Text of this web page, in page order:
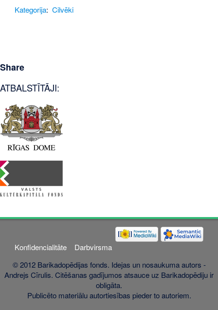
Kategorija: Cilvēki
Share
ATBALSTĪTĀJI:
Konfidencialitāte
Darbvirsma
© 2012 Barikadopēdijas fonds. Idejas un nosaukuma autors -
Andrejs Cīrulis. Citēšanas gadījumos atsauce uz Barikadopēdiju ir
obligāta.
Publicēto materiālu autortiesības pieder to autoriem.